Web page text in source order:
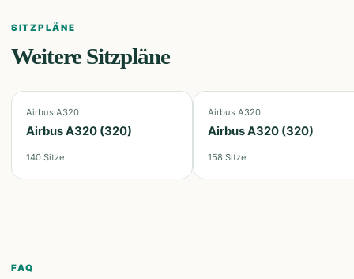
SITZPLÄNE
Weitere Sitzpläne
Airbus A320
Airbus A320 (320)
140 Sitze
Airbus A320
Airbus A320 (320)
158 Sitze
FAQ